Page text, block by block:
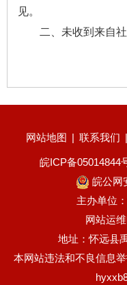
见。
二、未收到来自
网站地图 | 联系我们 |
皖ICP备05014844
皖公网
主办单位
网站运
地址：怀远县
本网站违法和不良信息